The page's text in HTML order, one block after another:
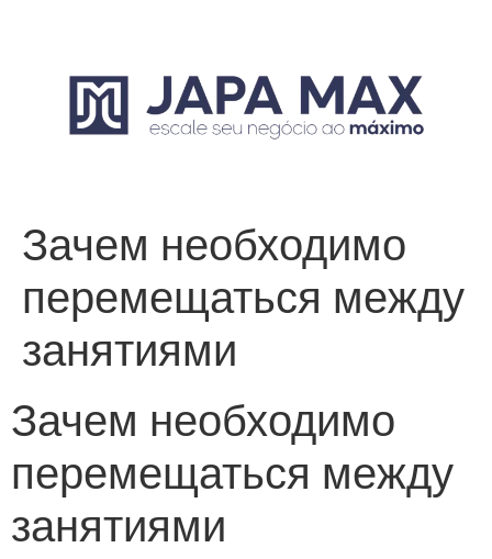
Зачем необходимо
перемещаться между
занятиями
Зачем необходимо
перемещаться между
занятиями